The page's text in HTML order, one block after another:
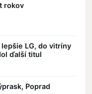
rokov
LG, do vitríny
ďalší titul
Poprad